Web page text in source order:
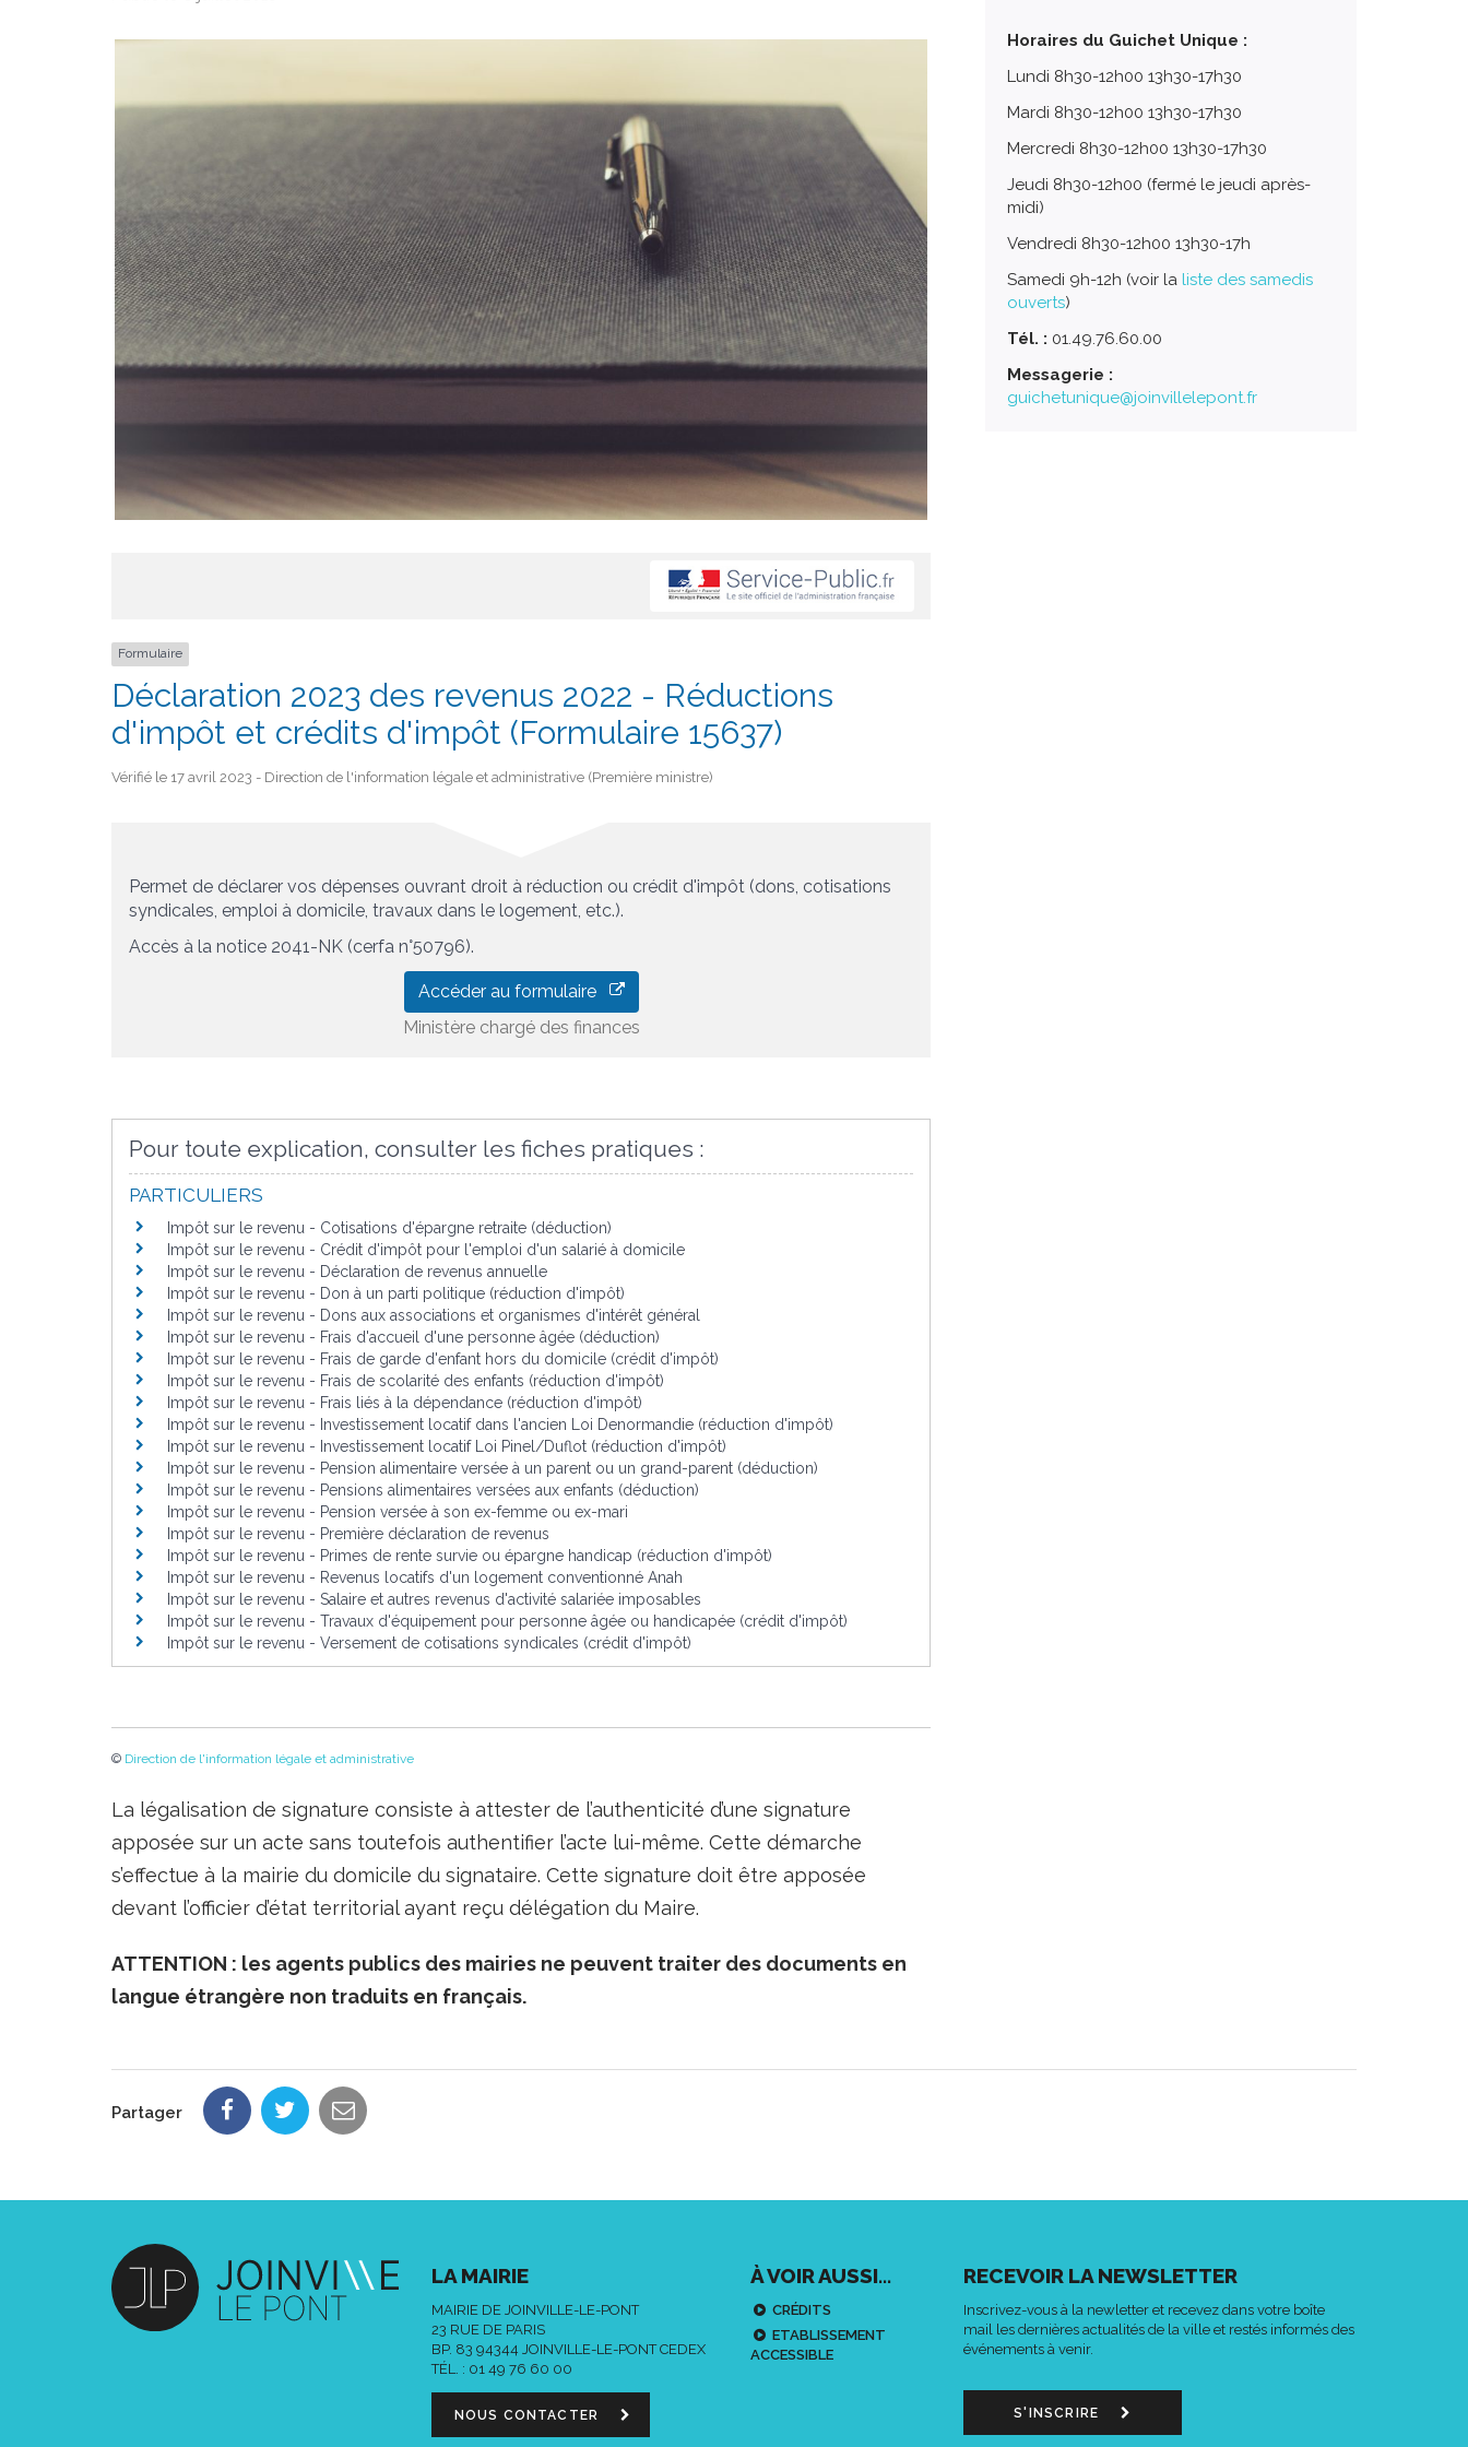
Formulaire
Déclaration 2023 des revenus 2022 - Réductions
d'impôt et crédits d'impôt (Formulaire 15637)
Vérifié le 17 avril 2023 - Direction de l'information légale et administrative (Première ministre)
Permet de déclarer vos dépenses ouvrant droit à réduction ou crédit d'impôt (dons, cotisations
syndicales, emploi à domicile, travaux dans le logement, etc.).
Accès à la notice 2041-NK (cerfa n°50796).
Accéder au formulaire
Ministère chargé des finances
Pour toute explication, consulter les fiches pratiques :
PARTICULIERS
Impôt sur le revenu - Cotisations d'épargne retraite (déduction)
Impôt sur le revenu - Crédit d'impôt pour l'emploi d'un salarié à domicile
Impôt sur le revenu - Déclaration de revenus annuelle
Impôt sur le revenu - Don à un parti politique (réduction d'impôt)
Impôt sur le revenu - Dons aux associations et organismes d'intérêt général
Impôt sur le revenu - Frais d'accueil d'une personne âgée (déduction)
Impôt sur le revenu - Frais de garde d'enfant hors du domicile (crédit d'impôt)
Impôt sur le revenu - Frais de scolarité des enfants (réduction d'impôt)
Impôt sur le revenu - Frais liés à la dépendance (réduction d'impôt)
Impôt sur le revenu - Investissement locatif dans l'ancien Loi Denormandie (réduction d'impôt)
Impôt sur le revenu - Investissement locatif Loi Pinel/Duflot (réduction d'impôt)
Impôt sur le revenu - Pension alimentaire versée à un parent ou un grand-parent (déduction)
Impôt sur le revenu - Pensions alimentaires versées aux enfants (déduction)
Impôt sur le revenu - Pension versée à son ex-femme ou ex-mari
Impôt sur le revenu - Première déclaration de revenus
Impôt sur le revenu - Primes de rente survie ou épargne handicap (réduction d'impôt)
Impôt sur le revenu - Revenus locatifs d'un logement conventionné Anah
Impôt sur le revenu - Salaire et autres revenus d'activité salariée imposables
Impôt sur le revenu - Travaux d'équipement pour personne âgée ou handicapée (crédit d'impôt)
Impôt sur le revenu - Versement de cotisations syndicales (crédit d'impôt)
© Direction de l'information légale et administrative
La légalisation de signature consiste à attester de l’authenticité d’une signature
apposée sur un acte sans toutefois authentifier l’acte lui-même. Cette démarche
s’effectue à la mairie du domicile du signataire. Cette signature doit être apposée
devant l’officier d’état territorial ayant reçu délégation du Maire.
ATTENTION : les agents publics des mairies ne peuvent traiter des documents en
langue étrangère non traduits en français.
Horaires du Guichet Unique :
Lundi 8h30-12h00 13h30-17h30
Mardi 8h30-12h00 13h30-17h30
Mercredi 8h30-12h00 13h30-17h30
Jeudi 8h30-12h00 (fermé le jeudi après-
midi)
Vendredi 8h30-12h00 13h30-17h
Samedi 9h-12h (voir la liste des samedis
ouverts)
Tél. : 01.49.76.60.00
Messagerie :
guichetunique@joinvillelepont.fr
Partager
LA MAIRIE
MAIRIE DE JOINVILLE-LE-PONT
23 RUE DE PARIS
BP. 83 94344 JOINVILLE-LE-PONT CEDEX
TÉL. : 01 49 76 60 00
NOUS CONTACTER
À VOIR AUSSI...
CRÉDITS
ETABLISSEMENT
ACCESSIBLE
RECEVOIR LA NEWSLETTER
Inscrivez-vous à la newletter et recevez dans votre boîte
mail les dernières actualités de la ville et restés informés des
événements à venir.
S'INSCRIRE